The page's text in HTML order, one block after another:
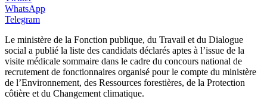
WhatsApp
Telegram
Le ministère de la Fonction publique, du Travail et du Dialogue
social a publié la liste des candidats déclarés aptes à l’issue de la
visite médicale sommaire dans le cadre du concours national de
recrutement de fonctionnaires organisé pour le compte du ministère
de l’Environnement, des Ressources forestières, de la Protection
côtière et du Changement climatique.